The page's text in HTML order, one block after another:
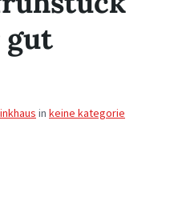
gut
in keine kategorie